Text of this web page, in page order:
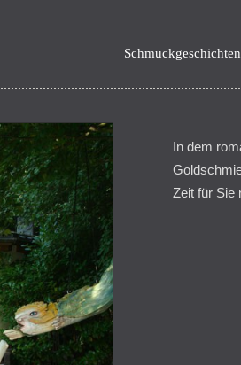
Schmuckgeschichten
In dem
Zeit für Sie